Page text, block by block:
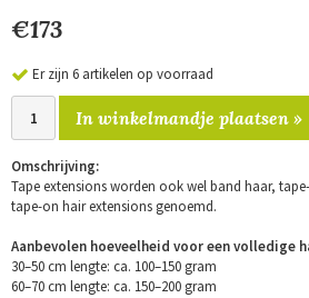
€173
Er zijn 6 artikelen op voorraad
In winkelmandje plaatsen »
Omschrijving:
Tape extensions worden ook wel band haar,
tape-on hair extensions genoemd.
Aanbevolen hoeveelheid voor een volledige
30–50 cm lengte: ca. 100–150 gram
60–70 cm lengte: ca. 150–200 gram